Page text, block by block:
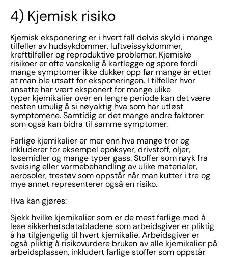
4) Kjemisk risiko
Kjemisk eksponering er i hvert fall delvis skyld i mange
tilfeller av hudsykdommer, luftveissykdommer,
krefttilfeller og reproduktive problemer. Kjemiske
risikoer er ofte vanskelig å kartlegge og spore fordi
mange symptomer ikke dukker opp før mange år etter
at man ble utsatt for eksponeringen. I tilfeller hvor
ansatte har vært eksponert for mange ulike
typer kjemikalier over en lengre periode kan det være
nesten umulig å si nøyaktig hva som har utløst
symptomene. Samtidig er det mange andre faktorer
som også kan bidra til samme symptomer.
Farlige kjemikalier er mer enn hva mange tror og
inkluderer for eksempel epoksyer, drivstoff, oljer,
løsemidler og mange typer gass. Stoffer som røyk fra
sveising eller varmebehandling av ulike materialer,
aerosoler, trestøv som oppstår når man kutter i tre og
mye annet representerer også en risiko.
Hva kan gjøres:
Sjekk hvilke kjemikalier som er de mest farlige med å
lese sikkerhetsdatabladene som arbeidsgiver er pliktig
å ha tilgjengelig til hvert kjemikalie. Arbeidsgiver er
også pliktig å risikovurdere bruken av alle kjemikalier på
arbeidsplassen, inkludert farlige stoffer som oppstår